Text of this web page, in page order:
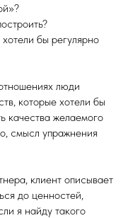
бы регулярно
люди
которые хотели бы
качества желаемого
смысл упражнения
клиент описывает
до ценностей,
я найду такого